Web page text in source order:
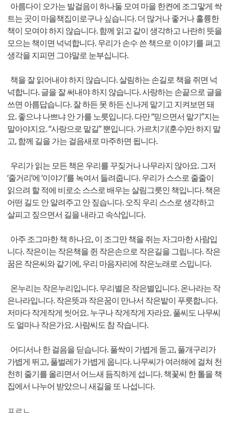
아름다이 오가는 발걸음이 하나둘 모여 마을 한켠에 조그맣게 싹
트는 곳이 마을책집이로구나 싶습니다. 더 많거나 좋거나 훌륭한
책이 모여야 하지 않습니다. 함께 읽고 같이 생각하고 나란히 뜻을
모으는 책이면 넉넉합니다. 우리가 손수 쓴 책으로 이야기를 펴고
생각을 지피면 그야말로 눈부십니다.
책을 잘 읽어내야 하지 않습니다. 살림하는 손길로 책을 쥐면 넉
넉합니다. 글을 잘 써내야 하지 않습니다. 사랑하는 손끝으로 글을
쓰면 아름답습니다. 잘 하든 못 하든 신나게 맡기고 지켜보면 돼
요. 좋으냐 나쁘냐 안 가를 노릇입니다. 다만 “믿으면서 맡기”지는
말아야지요. “사랑으로 맡길” 뿐입니다. 가르치기(훈수)만 하지 말
고, 함께 길을 가는 걸음새로 마주하면 됩니다.
우리가 읽는 모든 책은 우리를 꾸짖거나 나무라지 않아요. 그저
‘줄거리’에 ‘이야기’를 녹여서 들려줍니다. 우리가 스스로 줄줄이
읽으려 할 적에 비로소 스스로 배우는 살림그릇인 책입니다. 책은
어떤 길도 안 알려주고 안 짚습니다. 오직 우리 스스로 생각하고
살피고 짚으면서 길을 내라고 속삭입니다.
아주 조그마한 책 하나요, 이 조그만 책을 쥐는 자그마한 사람입
니다. 작은이는 작은책을 쥔 작은손으로 작은길을 그립니다. 작은
꿈은 작은씨와 같기에, 우리 마음자리에 작은노래로 스밉니다.
온누리는 작은누리입니다. 우리별은 작은별입니다. 온나라는 작
은나라입니다. 작은뜻과 작은꿈이 만나서 작은밭이 푸릇합니다.
저마다 작게작게 씻어요. 누구나 작게작게 자라요. 풀씨도 나무씨
도 얼마나 작은가요. 사람씨도 참 작습니다.
어디서나 한 걸음을 딛습니다. 풀싹이 가볍게 돋고, 풀개구리가
가볍게 뛰고, 풀벌레가 가볍게 웁니다. 나무씨가 여러해에 걸쳐 천
천히 줄기를 올리면서 어느새 듬직하게 섭니다. 책꽃씨 한 톨을 책
집에서 나누어 받았으니 새길을 또 나섭니다.
ㅍㄹㄴ